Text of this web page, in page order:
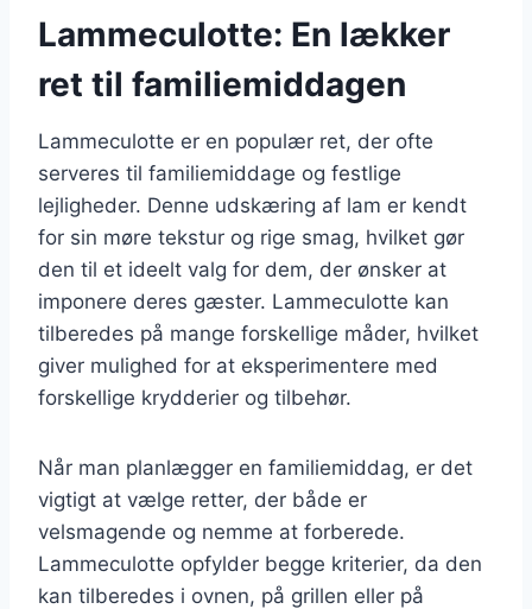
Lammeculotte: En lækker
ret til familiemiddagen
Lammeculotte er en populær ret, der ofte
serveres til familiemiddage og festlige
lejligheder. Denne udskæring af lam er kendt
for sin møre tekstur og rige smag, hvilket gør
den til et ideelt valg for dem, der ønsker at
imponere deres gæster. Lammeculotte kan
tilberedes på mange forskellige måder, hvilket
giver mulighed for at eksperimentere med
forskellige krydderier og tilbehør.
Når man planlægger en familiemiddag, er det
vigtigt at vælge retter, der både er
velsmagende og nemme at forberede.
Lammeculotte opfylder begge kriterier, da den
kan tilberedes i ovnen, på grillen eller på